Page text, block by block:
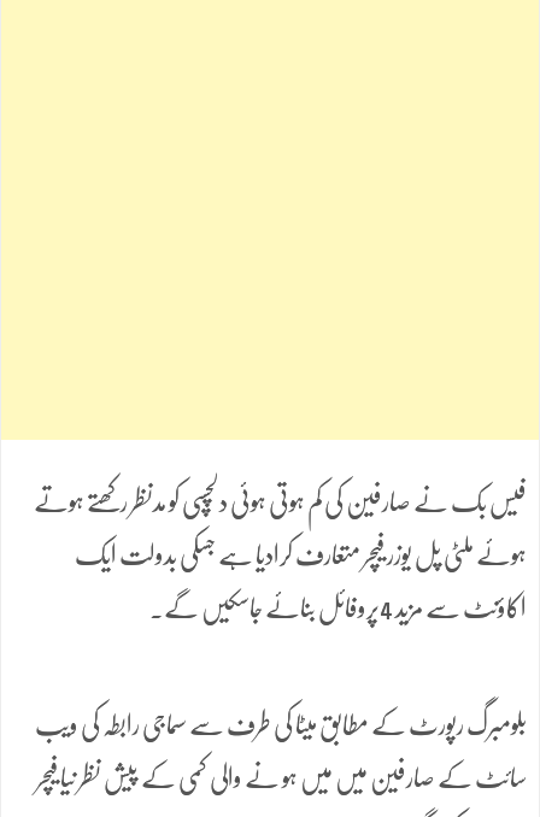
فیس بک نے صارفین کی کم ہوتی ہوئی دلچسپی کو مدنظر رکھتے ہوتے
ہوئے ملٹی پل یوزر فیچر متعارف کرادیا ہے جسکی بدولت ایک
اکاؤنٹ سے مزید 4پروفائل بنائے جاسکیں گے۔
بلومبرگ رپورٹ کے مطابق میٹا کی طرف سے سماجی رابطہ کی ویب
سائٹ کے صارفین میں میں ہو نے والی کمی کے پیش نظر نیا فیچر